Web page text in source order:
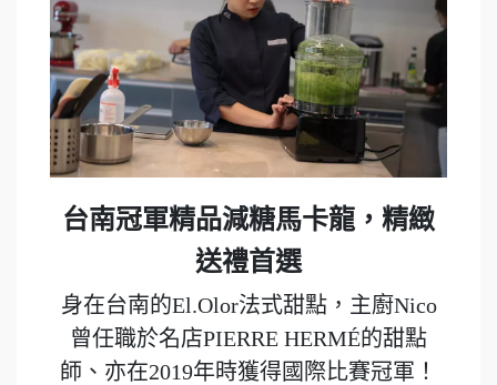
台南冠軍精品減糖馬卡龍，精緻
送禮首選
身在台南的El.Olor法式甜點，主廚Nico
曾任職於名店PIERRE HERMÉ的甜點
師、亦在2019年時獲得國際比賽冠軍！